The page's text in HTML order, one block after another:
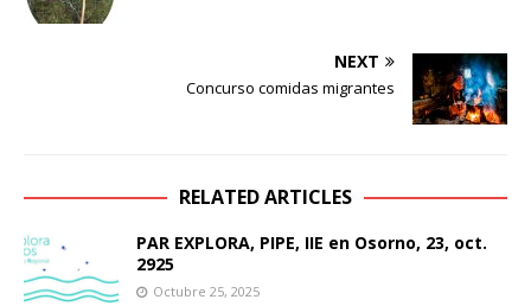
NEXT
Concurso comidas migrantes
RELATED ARTICLES
PAR EXPLORA, PIPE, IIE en Osorno, 23, oct.
2925
Octubre 25, 2025